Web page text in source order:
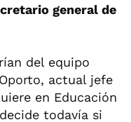
general de
del equipo
actual jefe
en Educación
todavía si